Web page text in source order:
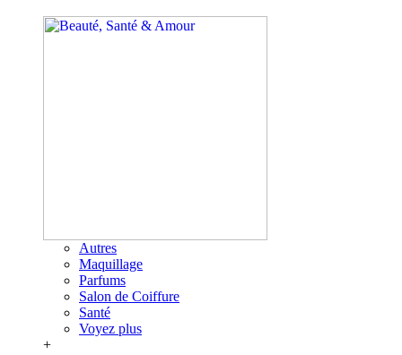
Autres
Maquillage
Parfums
Salon de Coiffure
Santé
Voyez plus
+